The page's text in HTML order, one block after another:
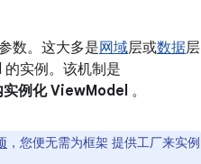
数。这大多是网域层或数据层
实例。该机制是
实例化 ViewModel 。
，您便无需为框架 提供工厂来实例